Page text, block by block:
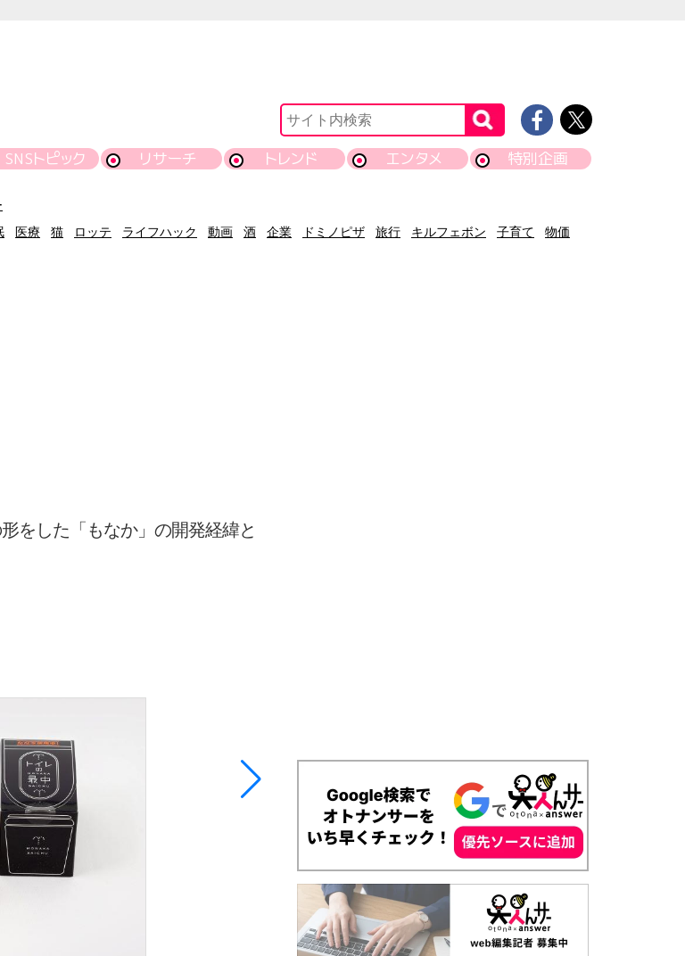
SNSトピック リサーチ トレンド エンタメ 特別企画
医療 猫 ロッテ ライフハック 動画 酒 企業 ドミノピザ 旅行 キルフェボン 子育て 物価
をした「もなか」の開発経緯と